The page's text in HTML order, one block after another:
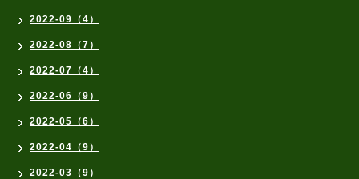
2022-09（4）
2022-08（7）
2022-07（4）
2022-06（9）
2022-05（6）
2022-04（9）
2022-03（9）